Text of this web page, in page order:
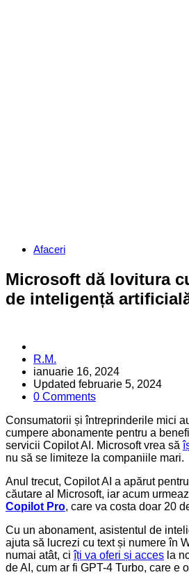
Categories
Afaceri
Microsoft dă lovitura
de inteligență
Posted
by
R.M.
ianuarie 16, 2024
Updated februarie 5, 2024
0 Comments
Consumatorii și întreprinderile mici
cumpere abonamente pentru a
servicii Copilot AI. Microsoft vrea să
nu să se limiteze la companiile mari.
Anul trecut, Copilot AI a apărut
căutare al Microsoft, iar acum
Copilot Pro, care va costa doar 20
Cu un abonament, asistentul de
ajuta să lucrezi cu text și numere în
numai atât, ciîți va oferi și acces la
de AI, cum ar fi GPT-4 Turbo, care e